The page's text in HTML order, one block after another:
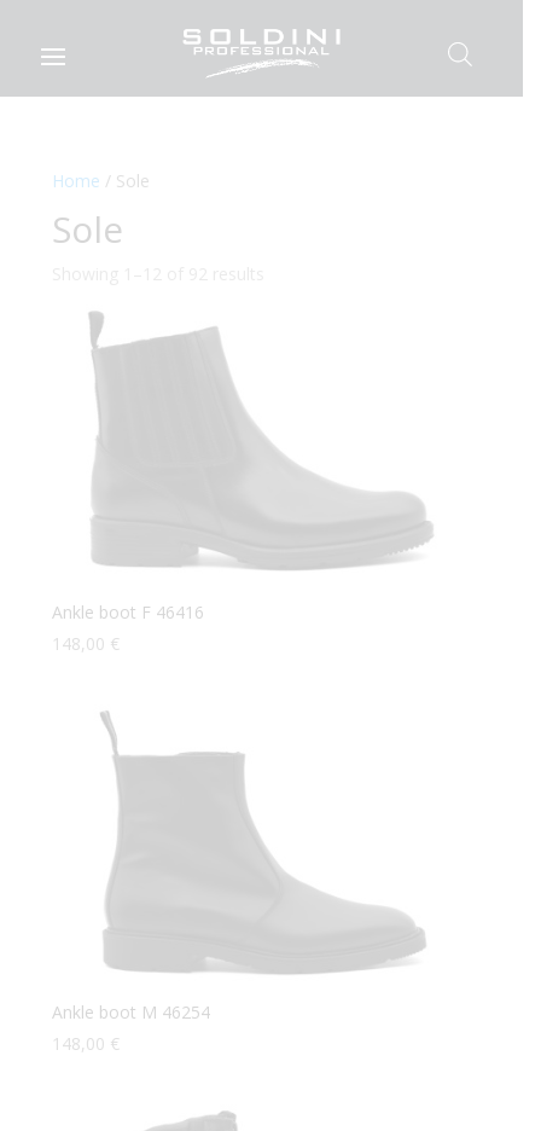
Home / Sole
Sole
Ankle boot F 46416
148,00 €
Ankle boot M 46254
148,00 €